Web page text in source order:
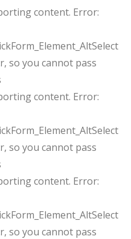
content. Error:
so you cannot pass
content. Error:
so you cannot pass
content. Error:
so you cannot pass